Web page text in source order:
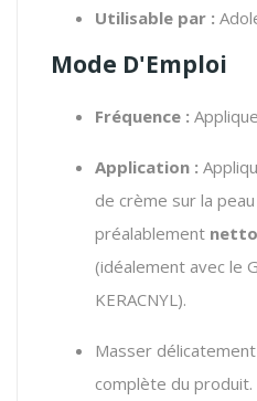
Utilisable par :
Mode D'Emploi
Fréquence :
Application :
de crème sur la
préalablement
(idéalement avec le
KERACNYL).
Masser
complète du produit.